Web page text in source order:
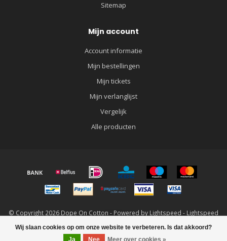
Wij slaan cookies op om onze website te verbeteren. Is dat akkoord?
Ja
Nee Meer over cookies »
Sitemap
Mijn account
Account informatie
Mijn bestellingen
Mijn tickets
Mijn verlanglijst
Vergelijk
Alle producten
© Copyright 2026 Dope On Cotton - Powered by Lightspeed - Lightspeed
designbyDyvelopment
FILTERS